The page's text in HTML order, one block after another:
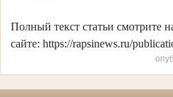
Полный текст статьи смотрите
сайте: https://rapsinews.ru/